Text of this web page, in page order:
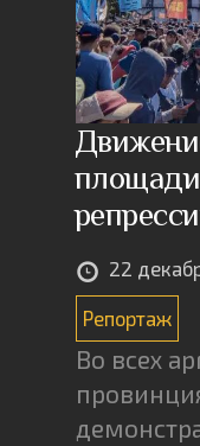
22
Репортаж
Во всех